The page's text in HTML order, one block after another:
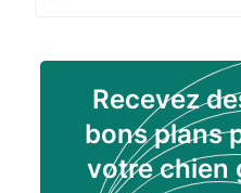
Recevez
bons plans
votre chien